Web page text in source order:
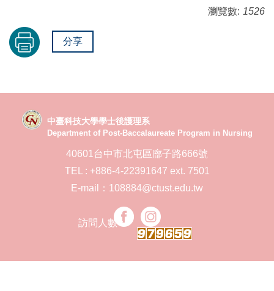
瀏覽數: 1526
分享
中臺科技大學學士後護理系
Department of Post-Baccalaureate Program in Nursing
40601台中市北屯區廍子路666號
TEL : +886-4-22391647 ext. 7501
E-mail：108884@ctust.edu.tw